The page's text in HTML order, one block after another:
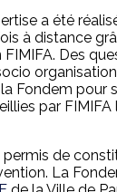
a été
à distance
FIMIFA. Des
Fondem pour
par
de
La